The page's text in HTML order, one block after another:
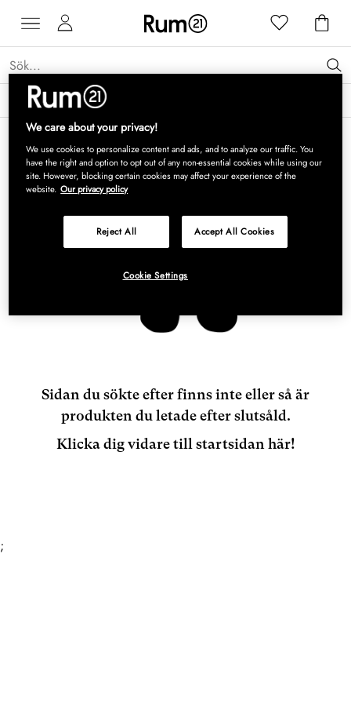
Få 15 % rabatt på Grythyttan Stålmöbler* →
Sidan du sökte efter finns inte eller så är
produkten du letade efter slutsåld.
Klicka dig vidare till startsidan här!
;
We care about your privacy!
We use cookies to personalize content and ads, and to analyze our traffic. You
have the right and option to opt out of any non-essential cookies while using our
site. However, blocking certain cookies may affect your experience of the
website. Our privacy policy
Reject All Accept All Cookies
Cookie Settings